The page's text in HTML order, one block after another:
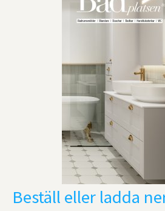
Beställ eller ladda